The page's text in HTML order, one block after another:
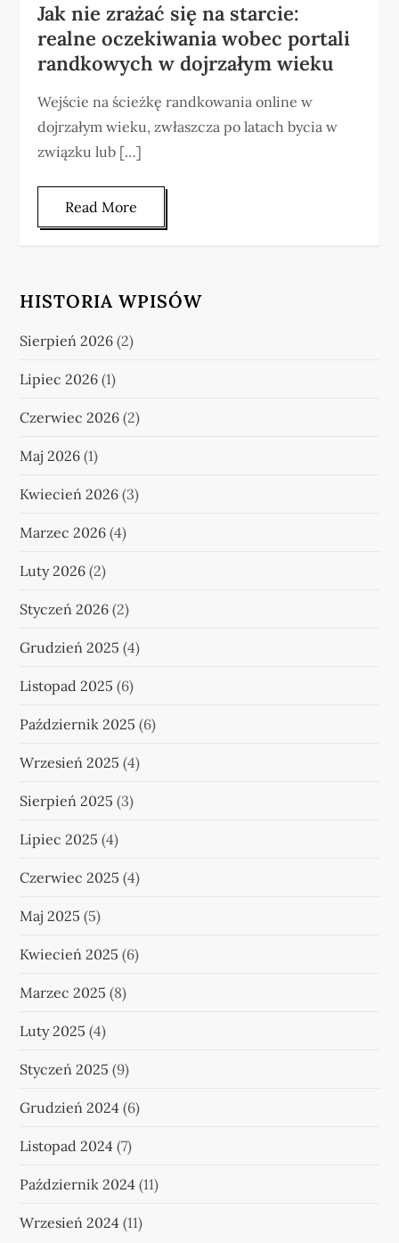
Jak nie zrażać się na starcie:
realne oczekiwania wobec portali
randkowych w dojrzałym wieku
Wejście na ścieżkę randkowania online w
dojrzałym wieku, zwłaszcza po latach bycia w
związku lub […]
Read More
HISTORIA WPISÓW
Sierpień 2026 (2)
Lipiec 2026 (1)
Czerwiec 2026 (2)
Maj 2026 (1)
Kwiecień 2026 (3)
Marzec 2026 (4)
Luty 2026 (2)
Styczeń 2026 (2)
Grudzień 2025 (4)
Listopad 2025 (6)
Październik 2025 (6)
Wrzesień 2025 (4)
Sierpień 2025 (3)
Lipiec 2025 (4)
Czerwiec 2025 (4)
Maj 2025 (5)
Kwiecień 2025 (6)
Marzec 2025 (8)
Luty 2025 (4)
Styczeń 2025 (9)
Grudzień 2024 (6)
Listopad 2024 (7)
Październik 2024 (11)
Wrzesień 2024 (11)